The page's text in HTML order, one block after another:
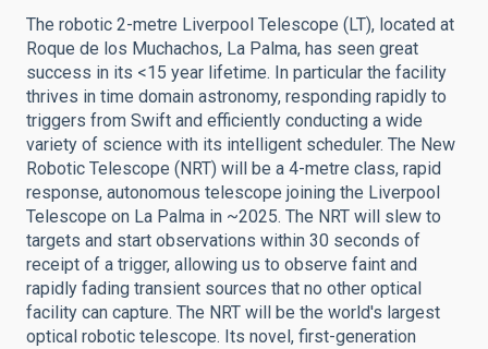
The robotic 2-metre Liverpool Telescope (LT), located at
Roque de los Muchachos, La Palma, has seen great
success in its <15 year lifetime. In particular the facility
thrives in time domain astronomy, responding rapidly to
triggers from Swift and efficiently conducting a wide
variety of science with its intelligent scheduler. The New
Robotic Telescope (NRT) will be a 4-metre class, rapid
response, autonomous telescope joining the Liverpool
Telescope on La Palma in ~2025. The NRT will slew to
targets and start observations within 30 seconds of
receipt of a trigger, allowing us to observe faint and
rapidly fading transient sources that no other optical
facility can capture. The NRT will be the world's largest
optical robotic telescope. Its novel, first-generation